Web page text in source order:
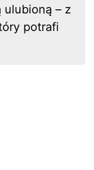
ulubioną – z
potrafi